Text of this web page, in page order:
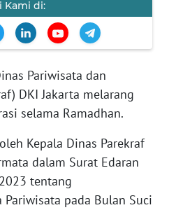
Kami di:
Pariwisata dan
DKI Jakarta melarang
selama Ramadhan.
Kepala Dinas Parekraf
dalam Surat Edaran
tentang
Pariwisata pada Bulan Suci